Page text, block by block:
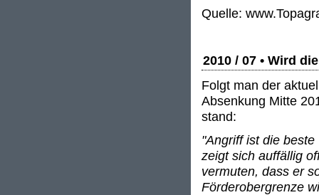
Quelle:
2010 / 07 • Wird
Folgt man der
Absenkung Mitte
stand:
"Angriff ist die
zeigt sich auffällig
vermuten, dass er
Förderobergrenze